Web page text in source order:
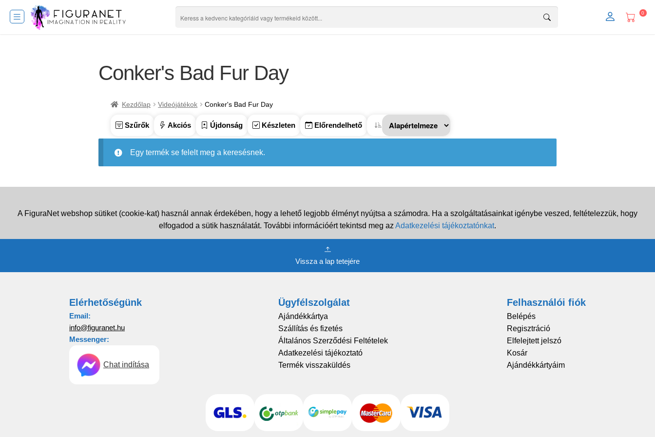
0
Conker's Bad Fur Day
Kezdőlap Videójátékok Conker's Bad Fur Day
Szűrők Akciós Újdonság Készleten Előrendelhető
Egy termék se felelt meg a keresésnek.
A FiguraNet webshop sütiket (cookie-kat) használ annak érdekében, hogy a lehető legjobb élményt nyújtsa a számodra. Ha a szolgáltatásainkat igénybe veszed, feltételezzük, hogy
elfogadod a sütik használatát. További információért tekintsd meg az Adatkezelési tájékoztatónkat.
Vissza a lap tetejére
Elérhetőségünk
Email:
info@figuranet.hu
Messenger:
Chat indítása
Ügyfélszolgálat
Ajándékkártya
Szállítás és fizetés
Általános Szerződési Feltételek
Adatkezelési tájékoztató
Termék visszaküldés
Felhasználói fiók
Belépés
Regisztráció
Elfelejtett jelszó
Kosár
Ajándékkártyáim